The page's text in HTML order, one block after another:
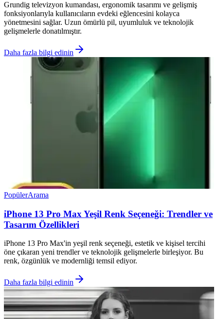
Grundig televizyon kumandası, ergonomik tasarımı ve gelişmiş
fonksiyonlarıyla kullanıcıların evdeki eğlencesini kolayca
yönetmesini sağlar. Uzun ömürlü pil, uyumluluk ve teknolojik
gelişmelerle donatılmıştır.
Daha fazla bilgi edinin
PopülerArama
iPhone 13 Pro Max Yeşil Renk Seçeneği: Trendler ve
Tasarım Özellikleri
iPhone 13 Pro Max'in yeşil renk seçeneği, estetik ve kişisel tercihi
öne çıkaran yeni trendler ve teknolojik gelişmelerle birleşiyor. Bu
renk, özgünlük ve modernliği temsil ediyor.
Daha fazla bilgi edinin